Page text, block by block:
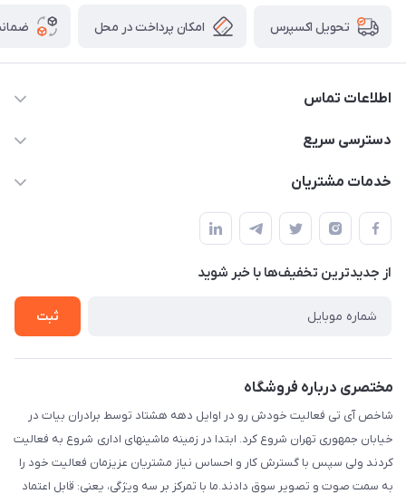
تحویل اکسپرس امکان پرداخت در محل
اطلاعات تماس
info@shakhesit.com
فروش فقط آنلاین فروش حضوری با هماهنگی قبلی با تشکر / واحد
اداری : تهران تهران استان: تهران، شهرستان : تهران، بخش : مرکزی،
بست پنجم، پلاک: 1.0، طبقه: 3، واحد: غربی، / واحد فروش :تهران،
دسترسی سریع
حساب کاربری
لیست محصولات
درباره ما
خدمات مشتریان
قوانین و مقررات
حریم خصوصی
راهنما
از جدید‌ترین تخفیف‌ها با‌ خبر شوید
ثبت
مختصری درباره فروشگاه
شاخص آی تی فعالیت خودش رو در اوایل دهه هشتاد توسط برادران بیات در
خیابان جمهوری تهران شروع کرد. ابتدا در زمینه ماشینهای اداری شروع به فعالیت
کردند ولی سپس با گسترش کار و احساس نیاز مشتریان عزیزمان فعالیت خود را
به سمت صوت و تصویر سوق دادند.ما با تمرکز بر سه ویژگی، یعنی: قابل اعتماد